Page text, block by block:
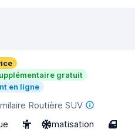
gratuit
en ligne
Routière SUV
5 Climatisation 4